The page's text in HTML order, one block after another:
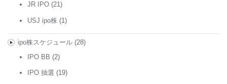
JR IPO (21)
USJ ipo株 (1)
ipo株スケジュール(28)
IPO BB (2)
IPO 抽選 (19)